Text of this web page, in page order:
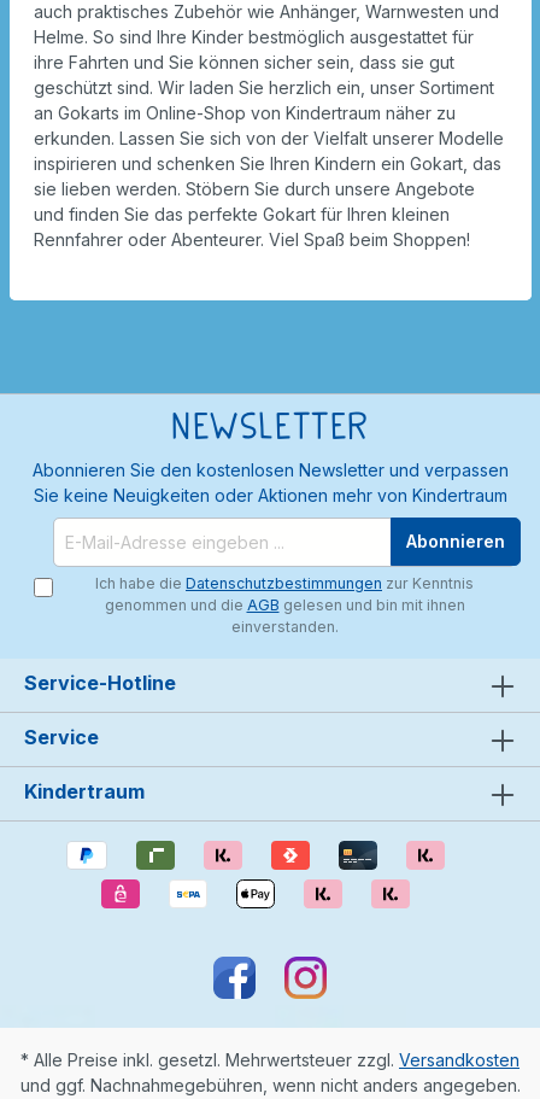
auch praktisches Zubehör wie Anhänger, Warnwesten und
Helme. So sind Ihre Kinder bestmöglich ausgestattet für
ihre Fahrten und Sie können sicher sein, dass sie gut
geschützt sind. Wir laden Sie herzlich ein, unser Sortiment
an Gokarts im Online-Shop von Kindertraum näher zu
erkunden. Lassen Sie sich von der Vielfalt unserer Modelle
inspirieren und schenken Sie Ihren Kindern ein Gokart, das
sie lieben werden. Stöbern Sie durch unsere Angebote
und finden Sie das perfekte Gokart für Ihren kleinen
Rennfahrer oder Abenteurer. Viel Spaß beim Shoppen!
Newsletter
Abonnieren Sie den kostenlosen Newsletter und verpassen
Sie keine Neuigkeiten oder Aktionen mehr von Kindertraum
Abonnieren
Ich habe die Datenschutzbestimmungen zur Kenntnis
genommen und die AGB gelesen und bin mit ihnen
einverstanden.
Service-Hotline
Service
Kindertraum
* Alle Preise inkl. gesetzl. Mehrwertsteuer zzgl. Versandkosten
und ggf. Nachnahmegebühren, wenn nicht anders angegeben.